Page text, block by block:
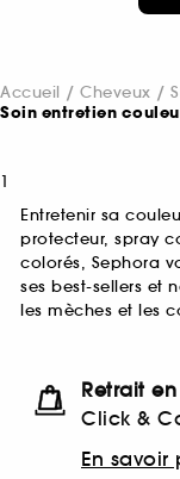
Accueil Cheveux
Soin entretien
1
Entretenir sa
protecteur, spray
colorés, Sephora
ses best-sellers et
les mèches et les
Retrait
Click &
En savoir